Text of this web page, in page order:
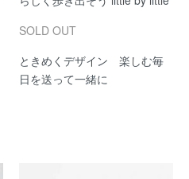
SOLD OUT
ときめくデザイン 楽しむ毎
日を送って一緒に